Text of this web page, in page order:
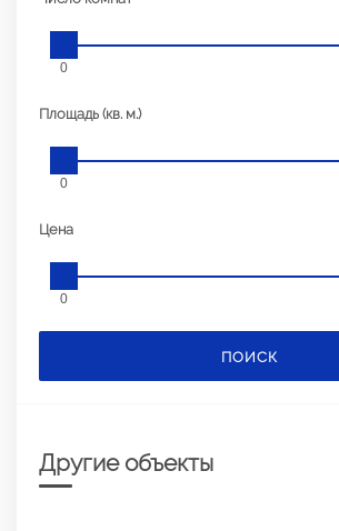
0
Площадь (кв. м.)
0
Цена
0
ПОИСК
Другие объекты